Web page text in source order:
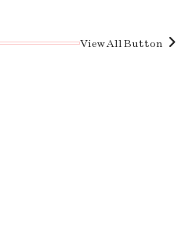
View All Button